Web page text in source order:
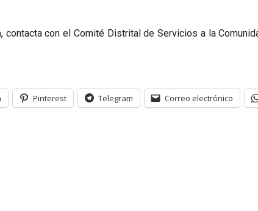
, contacta con el Comité Distrital de Servicios a la
Pinterest Telegram Correo electrónico